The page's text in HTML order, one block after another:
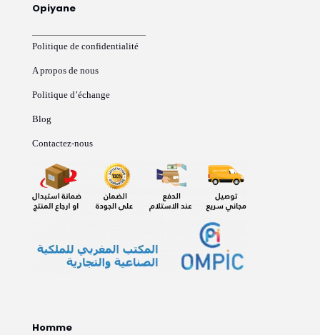
Opiyane
Politique de confidentialité
A propos de nous
Politique d’échange
Blog
Contactez-nous
Homme